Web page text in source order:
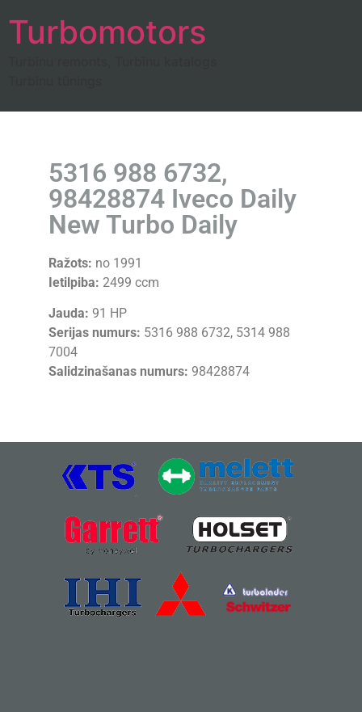
Turbomotors
5316 988 6732,
98428874 Iveco Daily
New Turbo Daily
Ražots: no 1991
Ietilpiba: 2499 ccm
Jauda: 91 HP
Serijas numurs: 5316 988 6732, 5314 988
7004
Salidzinašanas numurs: 98428874